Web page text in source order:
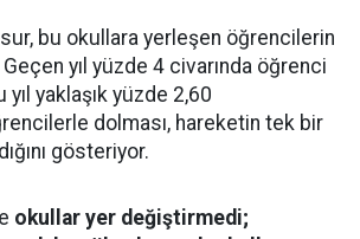
bu okullara yerleşen öğrencilerin
yıl yüzde 4 civarında öğrenci
yaklaşık yüzde 2,60
dolması, hareketin tek bir
gösteriyor.
okullar yer değiştirmedi;